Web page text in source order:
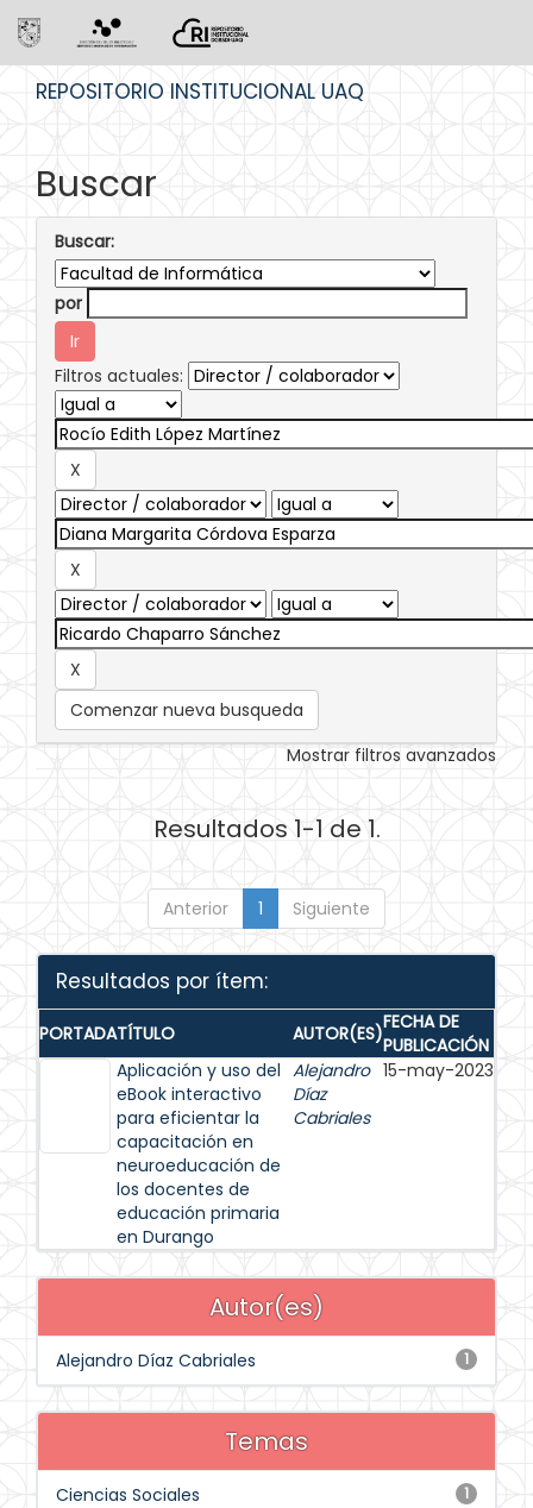
REPOSITORIO INSTITUCIONAL UAQ
Buscar
Buscar:
por
Filtros actuales:
Comenzar nueva busqueda
Mostrar filtros avanzados
Resultados 1-1 de 1.
Anterior 1 Siguiente
Resultados por ítem:
PORTADATÍTULO AUTOR(ES)FECHA DE
PUBLICACIÓN
Aplicación y uso del
eBook interactivo
para eficientar la
capacitación en
neuroeducación de
los docentes de
educación primaria
en Durango
Alejandro
Díaz
Cabriales
15-may-2023
Autor(es)
1
Alejandro Díaz Cabriales
Temas
1
Ciencias Sociales